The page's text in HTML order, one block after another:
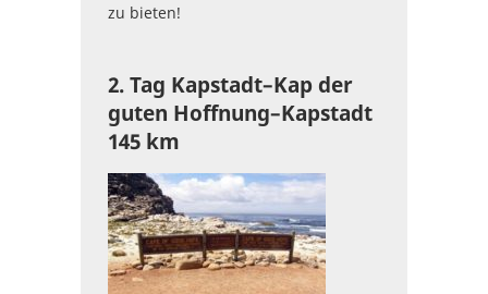
zu bieten!
2. Tag Kapstadt–Kap der
guten Hoffnung–Kapstadt
145 km